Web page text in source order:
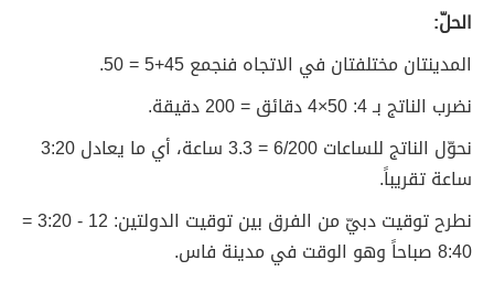
الحلّ:
المدينتان مختلفتان في الاتجاه فنجمع 45+5 = 50.
نضرب الناتج بـ 4: 50×4 دقائق = 200 دقيقة.
نحوّل الناتج للساعات 6/200 = 3.3 ساعة، أي ما يعادل 3:20
ساعة تقريباً.
نطرح توقيت دبيّ من الفرق بين توقيت الدولتين: 12 - 3:20 =
8:40 صباحاً وهو الوقت في مدينة فاس.